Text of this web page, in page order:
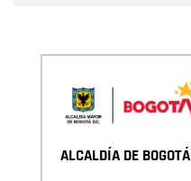
ALCALDÍA DE BOGOTÁ